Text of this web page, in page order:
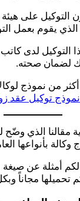
على هيئة
يقوم بعمل
لدى كاتب
لضمان صحته.
من نموذج
توكيل عقد زواج
مقالنا الذي
بأنواعها
لكم أمثلة عن
تحميلها مجاناً